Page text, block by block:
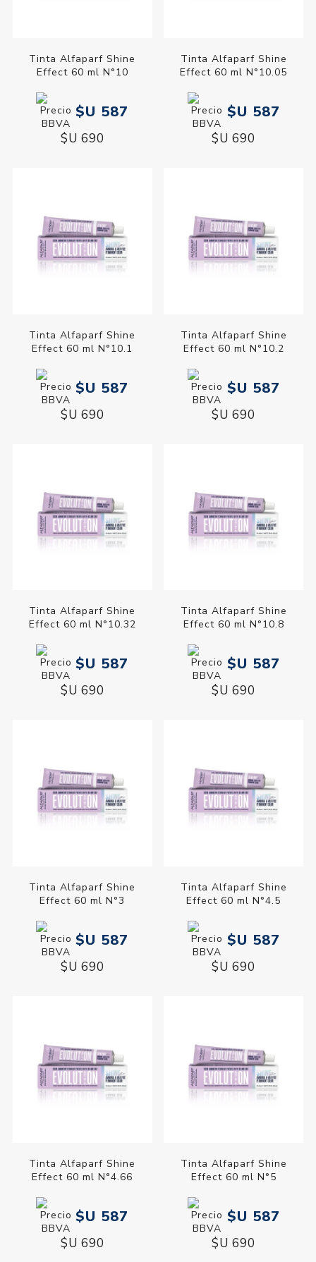
Tinta Alfaparf Shine
Effect 60 ml N°10
$U 587
$U 690
Tinta Alfaparf Shine
Effect 60 ml N°10.05
$U 587
$U 690
Tinta Alfaparf Shine
Effect 60 ml N°10.1
$U 587
$U 690
Tinta Alfaparf Shine
Effect 60 ml N°10.2
$U 587
$U 690
Tinta Alfaparf Shine
Effect 60 ml N°10.32
$U 587
$U 690
Tinta Alfaparf Shine
Effect 60 ml N°10.8
$U 587
$U 690
Tinta Alfaparf Shine
Effect 60 ml N°3
$U 587
$U 690
Tinta Alfaparf Shine
Effect 60 ml N°4.5
$U 587
$U 690
Tinta Alfaparf Shine
Effect 60 ml N°4.66
$U 587
$U 690
Tinta Alfaparf Shine
Effect 60 ml N°5
$U 587
$U 690